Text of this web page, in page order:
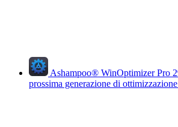
Ashampoo® WinOptimizer Pro
prossima generazione di